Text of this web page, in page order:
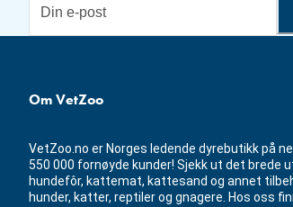
Om VetZoo
VetZoo.no er Norges ledende dyrebutikk på
550 000 fornøyde kunder! Sjekk ut det brede
hundefôr, kattemat, kattesand og annet
hunder, katter, reptiler og gnagere. Hos oss